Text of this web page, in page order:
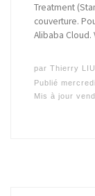
Treatment
couverture.
Alibaba
parThierry LIU
Publié
Mis à jour